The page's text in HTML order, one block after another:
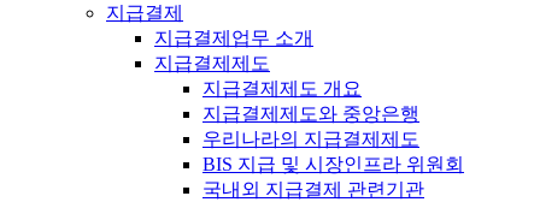
지급결제
지급결제업무 소개
지급결제제도
지급결제제도 개요
지급결제제도와 중앙은행
우리나라의 지급결제제도
BIS 지급 및 시장인프라 위원회
국내외 지급결제 관련기관